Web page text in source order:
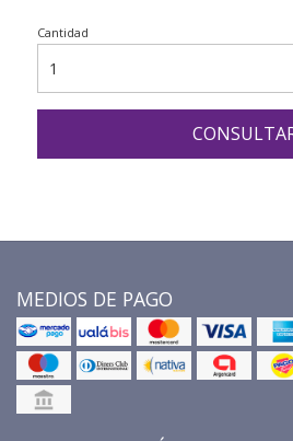
Cantidad
MEDIOS DE PAGO